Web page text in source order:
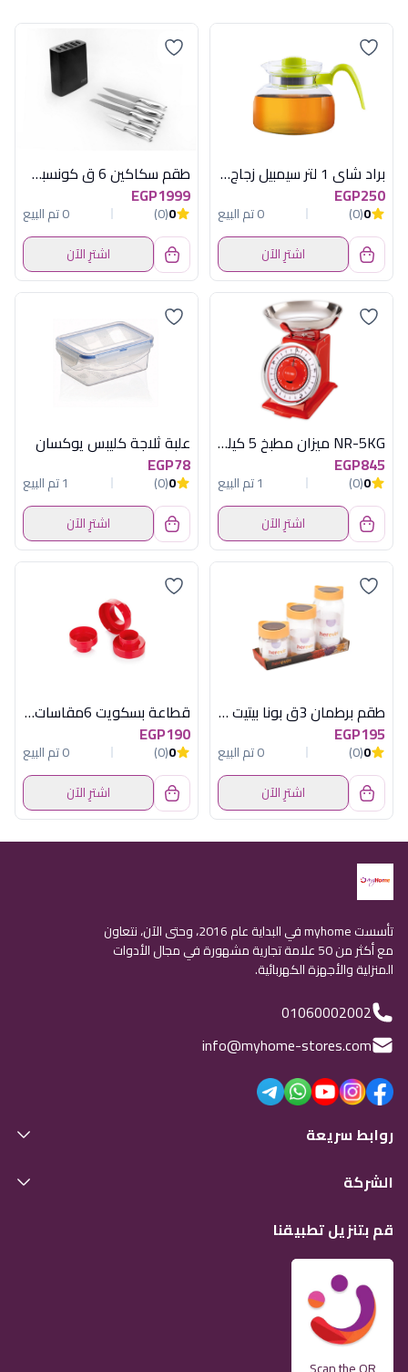
براد شاى 1 لتر سيمبيل زجاج حرارى ترميسيل
EGP250
0
(0)
0 تم البيع
اشترِ الآن
طقم سكاكين 6 ق كونسبت باستاند هابى هوم
EGP1999
0
(0)
0 تم البيع
اشترِ الآن
NR-5KG ميزان مطبخ 5 كيلو الوان
EGP845
0
(0)
1 تم البيع
اشترِ الآن
علبة ثلاجة كليبس يوكسان
EGP78
0
(0)
1 تم البيع
اشترِ الآن
طقم برطمان 3ق بونا بيتيت هيريفين
EGP195
0
(0)
0 تم البيع
اشترِ الآن
قطاعة بسكويت 6مقاسات دوائر
EGP190
0
(0)
0 تم البيع
اشترِ الآن
تأسست myhome في البداية عام 2016، وحتى الآن، نتعاون
مع أكثر من 50 علامة تجارية مشهورة في مجال الأدوات
المنزلية والأجهزة الكهربائية.
01060002002
info@myhome-stores.com
روابط سريعة
الشركة
قم بتنزيل تطبيقنا